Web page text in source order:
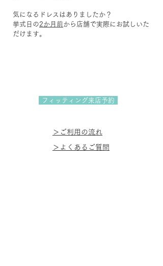
気になるドレスはありましたか？
挙式日の2か月前から店舗で実際にお試しいた
だけます。
フィッティング来店予約
＞ご利用の流れ
＞よくあるご質問​